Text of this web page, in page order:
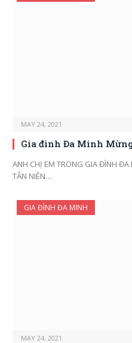
MAY 24, 2021
Gia đình Đa Minh
ANH CHỊ EM TRONG GIA ĐÌNH
TÂN NIÊN…
GIA ĐÌNH ĐA MINH
MAY 24, 2021